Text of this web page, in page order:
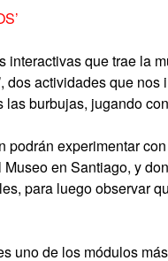
interactivas que trae la
dos actividades que
las burbujas, jugando
podrán experimentar
Museo en Santiago, y
para luego observar
uno de los módulos